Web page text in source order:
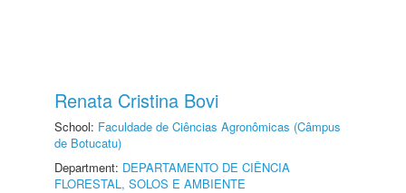
Renata Cristina Bovi
School: Faculdade de Ciências Agronômicas (Câmpus
de Botucatu)
Department: DEPARTAMENTO DE CIÊNCIA
FLORESTAL, SOLOS E AMBIENTE